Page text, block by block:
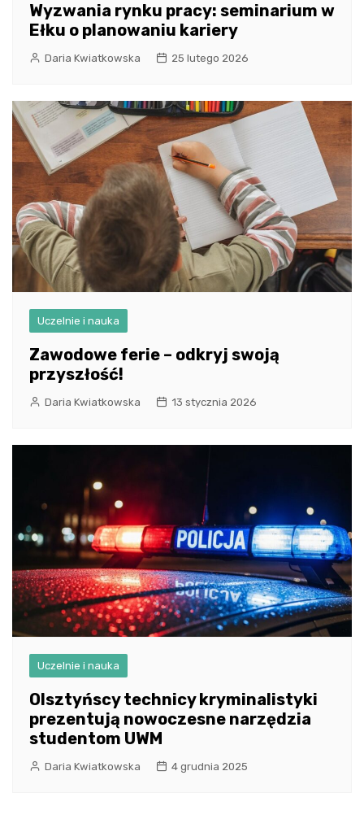
Wyzwania rynku pracy: seminarium w
Ełku o planowaniu kariery
Daria Kwiatkowska 25 lutego 2026
Uczelnie i nauka
Zawodowe ferie – odkryj swoją
przyszłość!
Daria Kwiatkowska 13 stycznia 2026
Uczelnie i nauka
Olsztyńscy technicy kryminalistyki
prezentują nowoczesne narzędzia
studentom UWM
Daria Kwiatkowska 4 grudnia 2025